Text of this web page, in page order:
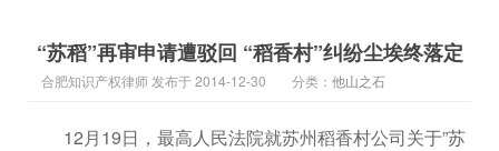
“苏稻”再审申请遭驳回 “稻香村”纠纷尘埃终落定
合肥知识产权律师 发布于 2014-12-30 分类： 他山之石
12月19日，最高人民法院就苏州稻香村公司关于”苏